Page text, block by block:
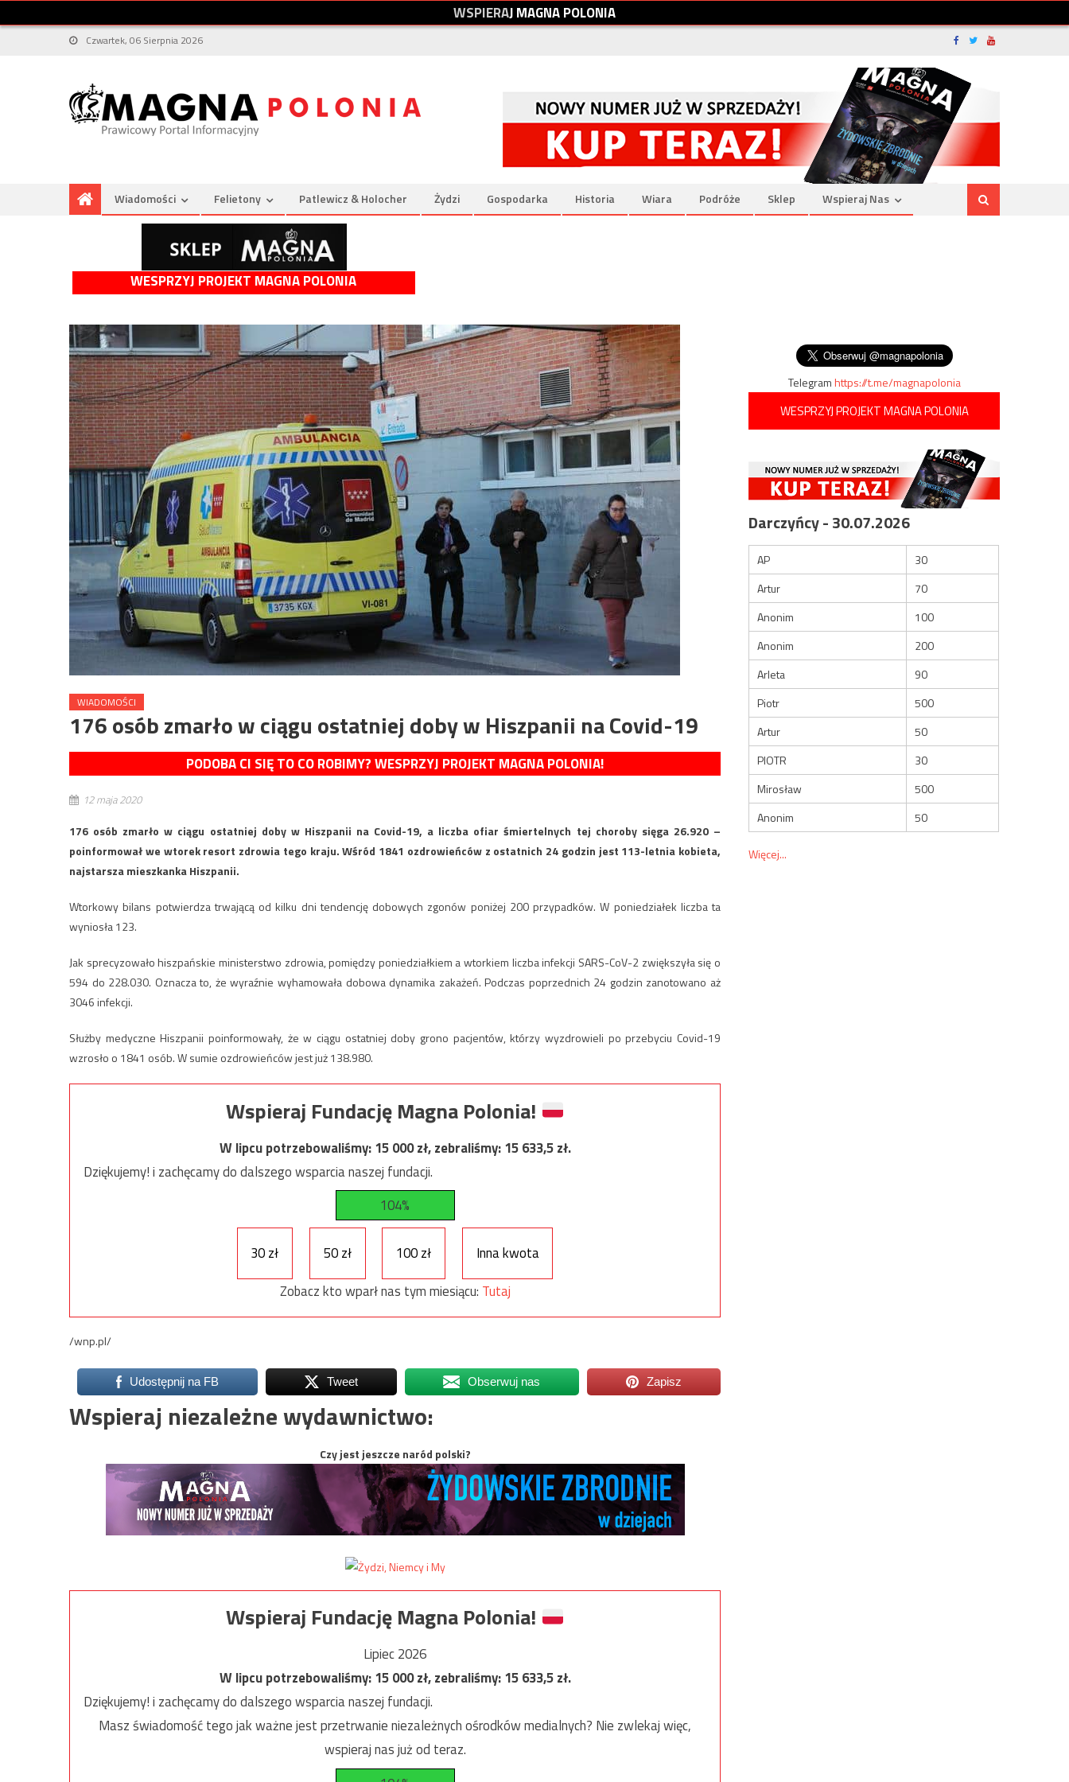
WSPIERAJMAGNAPOLONIA
Czwartek, 06 Sierpnia 2026
Wiadomości Felietony Patlewicz & Holocher Żydzi Gospodarka Historia Wiara Podróże Sklep Wspieraj Nas
WESPRZYJ PROJEKT MAGNA POLONIA
WIADOMOŚCI
176 osób zmarło w ciągu ostatniej doby w Hiszpanii na Covid-19
PODOBA CI SIĘ TO CO ROBIMY? WESPRZYJ PROJEKT MAGNA POLONIA!
12 maja 2020
176 osób zmarło w ciągu ostatniej doby w Hiszpanii na Covid-19, a liczba ofiar śmiertelnych tej choroby sięga 26.920 –
poinformował we wtorek resort zdrowia tego kraju. Wśród 1841 ozdrowieńców z ostatnich 24 godzin jest 113-letnia kobieta,
najstarsza mieszkanka Hiszpanii.
Wtorkowy bilans potwierdza trwającą od kilku dni tendencję dobowych zgonów poniżej 200 przypadków. W poniedziałek liczba ta
wyniosła 123.
Jak sprecyzowało hiszpańskie ministerstwo zdrowia, pomiędzy poniedziałkiem a wtorkiem liczba infekcji SARS-CoV-2 zwiększyła się o
594 do 228.030. Oznacza to, że wyraźnie wyhamowała dobowa dynamika zakażeń. Podczas poprzednich 24 godzin zanotowano aż
3046 infekcji.
Służby medyczne Hiszpanii poinformowały, że w ciągu ostatniej doby grono pacjentów, którzy wyzdrowieli po przebyciu Covid-19
wzrosło o 1841 osób. W sumie ozdrowieńców jest już 138.980.
Wspieraj Fundację Magna Polonia!
W lipcu potrzebowaliśmy:15 000zł, zebraliśmy:15 633,5zł.
Dziękujemy! i zachęcamy do dalszego wsparcia naszej fundacji.
104%
30 zł 50 zł 100 zł
Inna kwota
Zobacz kto wparł nas tym miesiącu: Tutaj
/wnp.pl/
Udostępnij na FB Tweet Obserwuj nas Zapisz
Wspieraj niezależne wydawnictwo:
Czy jest jeszcze naród polski?
Wspieraj Fundację Magna Polonia!
Lipiec 2026
W lipcu potrzebowaliśmy:15 000zł, zebraliśmy:15 633,5zł.
Dziękujemy! i zachęcamy do dalszego wsparcia naszej fundacji.
Masz świadomość tego jak ważne jest przetrwanie niezależnych ośrodków medialnych? Nie zwlekaj więc,
wspieraj nas już od teraz.
Telegramhttps://t.me/magnapolonia
WESPRZYJ PROJEKT MAGNA POLONIA
Darczyńcy - 30.07.2026
AP
30
Artur
70
Anonim
100
Anonim
200
Arleta
90
Piotr
500
Artur
50
PIOTR
30
Mirosław
500
Anonim
50
Więcej...